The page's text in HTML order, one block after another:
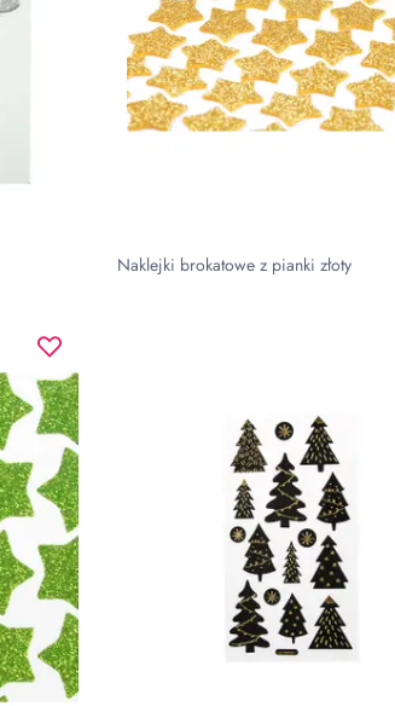
Naklejki brokatowe z pianki złoty